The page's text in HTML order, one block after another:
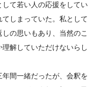
て若い人の応援をしてい
しまっていた。私として
の思いもあり、当然のこ
解していただけないらし
間一緒だったが、会釈を